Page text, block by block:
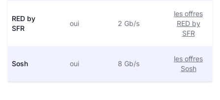
RED by
SFR
oui 2 Gb/s
les offres
RED by
SFR
Sosh oui 8 Gb/s
les offres
Sosh